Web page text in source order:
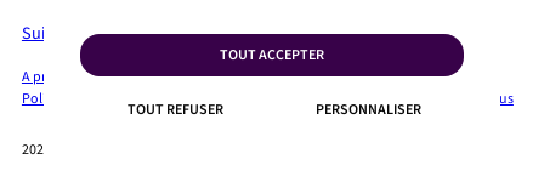
Suivez-nous sur LinkedIn
A propos de QuantisServices + SolutionsIndustriesPublicationsEspace Presse
Politique de confidentialité
Contactez-nous
2026 QUANTIS © TOUS DROITS RÉSERVÉS
TOUT ACCEPTER
TOUT REFUSER PERSONNALISER